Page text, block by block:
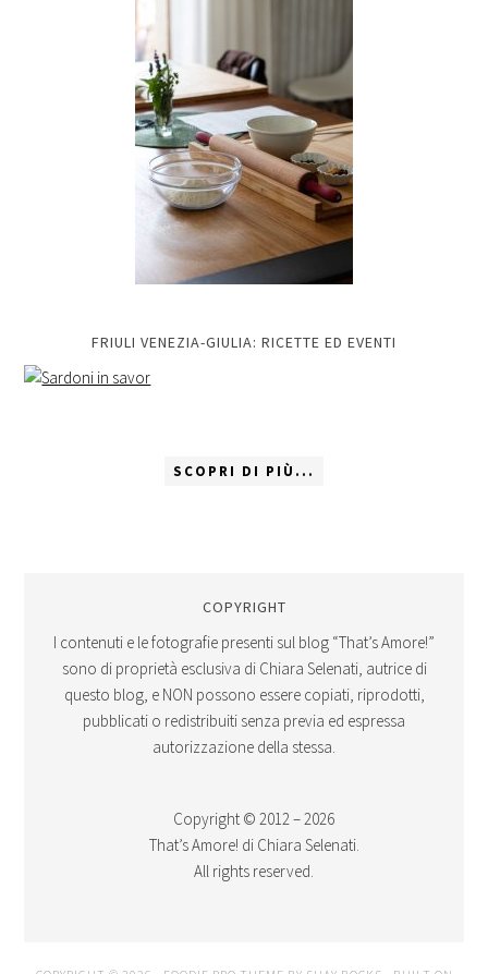
FRIULI VENEZIA-GIULIA: RICETTE ED EVENTI
SCOPRI DI PIÙ...
COPYRIGHT
I contenuti e le fotografie presenti sul blog “That’s Amore!”
sono di proprietà esclusiva di Chiara Selenati, autrice di
questo blog, e NON possono essere copiati, riprodotti,
pubblicati o redistribuiti senza previa ed espressa
autorizzazione della stessa.
Copyright © 2012 – 2026
That’s Amore! di Chiara Selenati.
All rights reserved.